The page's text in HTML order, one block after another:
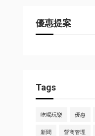
優惠提案
Tags
吃喝玩樂 優惠
新聞 營商管理